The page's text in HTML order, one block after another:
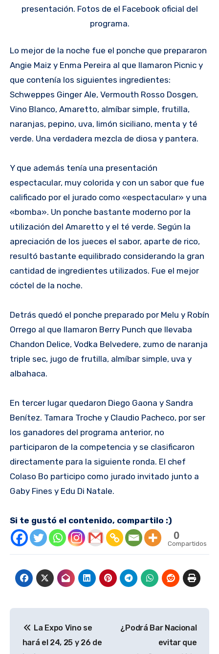
presentación. Fotos de el Facebook oficial del
programa.
Lo mejor de la noche fue el ponche que prepararon
Angie Maiz y Enma Pereira al que llamaron Picnic y
que contenía los siguientes ingredientes:
Schweppes Ginger Ale, Vermouth Rosso Dosgen,
Vino Blanco, Amaretto, almíbar simple, frutilla,
naranjas, pepino, uva, limón siciliano, menta y té
verde. Una verdadera mezcla de diosa y pantera.
Y que además tenía una presentación
espectacular, muy colorida y con un sabor que fue
calificado por el jurado como «espectacular» y una
«bomba». Un ponche bastante moderno por la
utilización del Amaretto y el té verde. Según la
apreciación de los jueces el sabor, aparte de rico,
resultó bastante equilibrado considerando la gran
cantidad de ingredientes utilizados. Fue el mejor
cóctel de la noche.
Detrás quedó el ponche preparado por Melu y Robín
Orrego al que llamaron Berry Punch que llevaba
Chandon Delice, Vodka Belvedere, zumo de naranja
triple sec, jugo de frutilla, almíbar simple, uva y
albahaca.
En tercer lugar quedaron Diego Gaona y Sandra
Benítez. Tamara Troche y Claudio Pacheco, por ser
los ganadores del programa anterior, no
participaron de la competencia y se clasificaron
directamente para la siguiente ronda. El chef
Colaso Bo participo como jurado invitado junto a
Gaby Fines y Edu Di Natale.
Si te gustó el contenido, compartilo :)
0
Compartidos
de
La Expo Vino se
hará el 24, 25 y 26 de
¿Podrá Bar Nacional
evitar que